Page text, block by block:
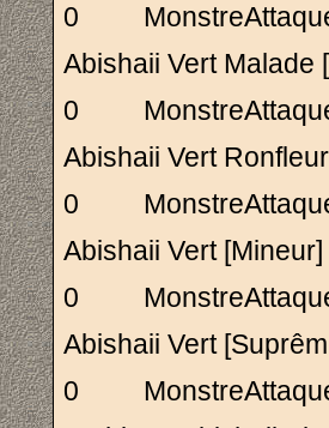
0
Abishaii Vert
0
Abishaii Vert
0
Abishaii Vert
0
Abishaii Vert
0